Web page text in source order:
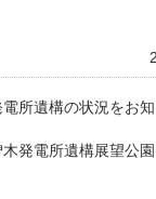
所遺構の状況をお知
発電所遺構展望公